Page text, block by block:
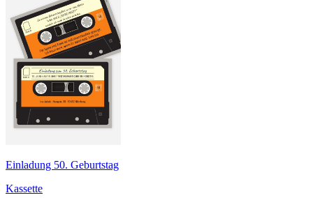
Einladung 50. Geburtstag
Kassette